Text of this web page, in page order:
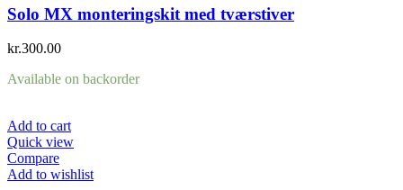
Solo MX monteringskit med tværstiver
kr.300.00
Available on backorder
Add to cart
Quick view
Compare
Add to wishlist